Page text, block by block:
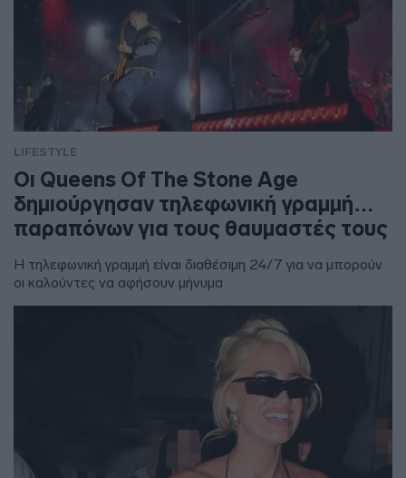
LIFESTYLE
Οι Queens Of The Stone Age
δημιούργησαν τηλεφωνική γραμμή…
παραπόνων για τους θαυμαστές τους
Η τηλεφωνική γραμμή είναι διαθέσιμη 24/7 για να μπορούν
οι καλούντες να αφήσουν μήνυμα